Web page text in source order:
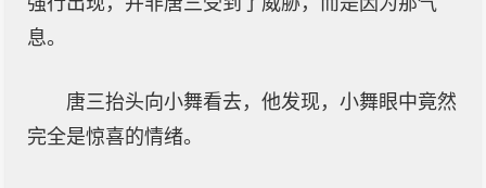
息。
唐三抬头向小舞看去，他发现，小舞眼中竟然
完全是惊喜的情绪。